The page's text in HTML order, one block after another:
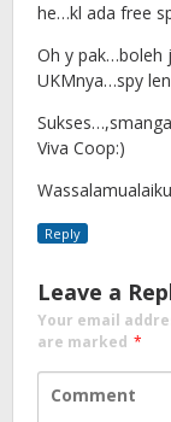
he…kl ada free
Oh y pak…boleh
UKMnya…spy
Viva Coop:)
Reply
Leave a
Your email
are marked *